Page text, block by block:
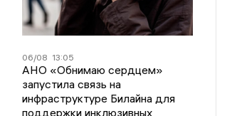
06/08 13:05
АНО «Обнимаю сердцем»
запустила связь на
инфраструктуре Билайна для
поддержки инклюзивных